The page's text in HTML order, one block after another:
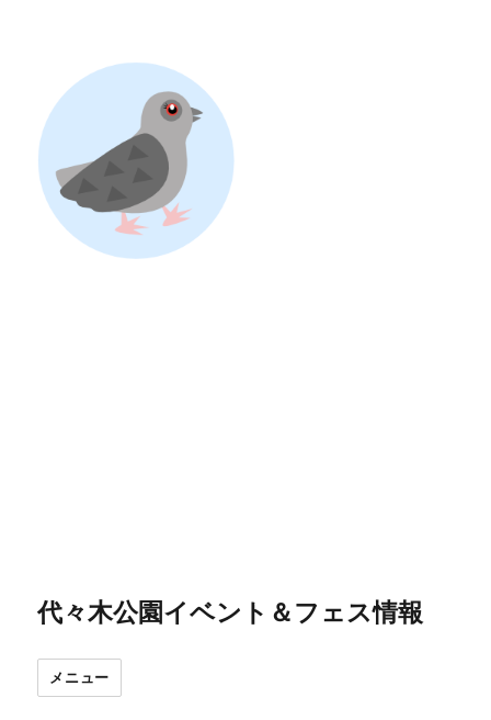
代々木公園イベント＆フェス情報
メニュー